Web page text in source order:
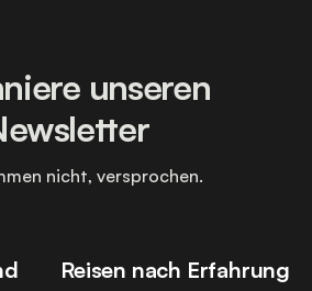
Reisen nach Erfahrung
unseren
nicht, versprochen.